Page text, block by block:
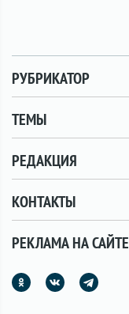
РУБРИКАТОР
ТЕМЫ
РЕДАКЦИЯ
КОНТАКТЫ
РЕКЛАМА НА САЙТЕ